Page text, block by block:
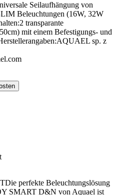
Seilaufhängung von
Beleuchtungen (16W, 32W
transparante
mit einem Befestigungs- und
sp. z
perfekte Beleuchtungslösung
SMART D&N von Aquael ist